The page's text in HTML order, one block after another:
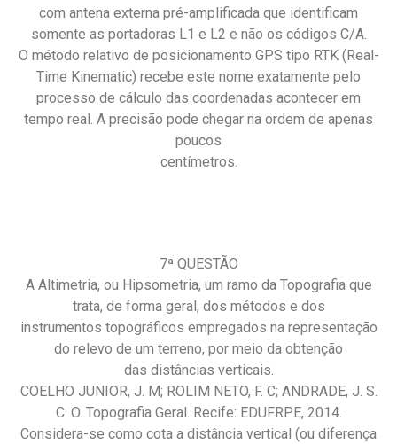
com antena externa pré-amplificada que identificam
somente as portadoras L1 e L2 e não os códigos C/A.
O método relativo de posicionamento GPS tipo RTK (Real-
Time Kinematic) recebe este nome exatamente pelo
processo de cálculo das coordenadas acontecer em
tempo real. A precisão pode chegar na ordem de apenas
poucos
centímetros.
7ª QUESTÃO
A Altimetria, ou Hipsometria, um ramo da Topografia que
trata, de forma geral, dos métodos e dos
instrumentos topográficos empregados na representação
do relevo de um terreno, por meio da obtenção
das distâncias verticais.
COELHO JUNIOR, J. M; ROLIM NETO, F. C; ANDRADE, J. S.
C. O. Topografia Geral. Recife: EDUFRPE, 2014.
Considera-se como cota a distância vertical (ou diferença